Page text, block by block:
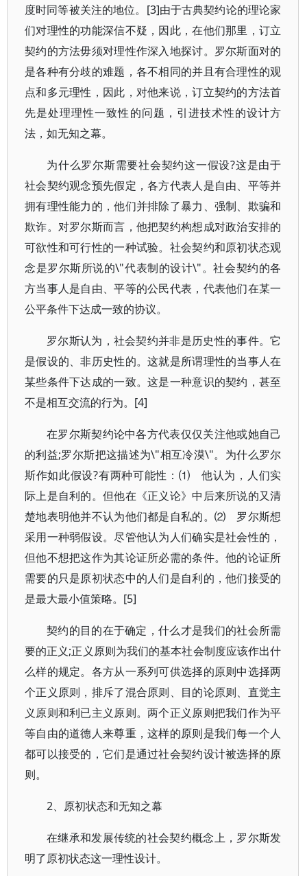
度时同等被关注的地位。[3]由于古典契约论的理论家
们对理性的功能深信不疑，因此，在他们那里，订立
契约的方法毋须对理性作深入地探讨。罗尔斯面对的
是各种有分歧的难题，各不相同的并且有合理性的观
点和多元理性，因此，对他来说，订立契约的方法首
先是处理理性一致性的问题，引进技术性的设计方
法，如无知之幕。
为什么罗尔斯需要社会契约这一假设?这是由于
社会契约观念预先假定，各方代表人是自由、平等并
拥有理性能力的，他们并排除了暴力、强制、欺骗和
欺诈。对罗尔斯而言，他把契约构想成对政治安排的
可欲性和可行性的一种试验。社会契约和原初状态观
念是罗尔斯所说的\"代表制的设计\"。社会契约的各
方当事人是自由、平等的公民代表，代表他们在某一
公平条件下达成一致的协议。
罗尔斯认为，社会契约并非是历史性的事件。它
是假设的、非历史性的。这就是所谓理性的当事人在
某些条件下达成的一致。这是一种意识的契约，甚至
不是相互交流的行为。[4]
在罗尔斯契约论中各方代表仅仅关注他或她自己
的利益;罗尔斯把这描述为\"相互冷漠\"。为什么罗尔
斯作如此假设?有两种可能性：⑴ 他认为，人们实
际上是自利的。但他在《正义论》中后来所说的又清
楚地表明他并不认为他们都是自私的。⑵ 罗尔斯想
采用一种弱假设。尽管他认为人们确实是社会性的，
但他不想把这作为其论证所必需的条件。他的论证所
需要的只是原初状态中的人们是自利的，他们接受的
是最大最小值策略。[5]
契约的目的在于确定，什么才是我们的社会所需
要的正义;正义原则为我们的基本社会制度应该作出什
么样的规定。各方从一系列可供选择的原则中选择两
个正义原则，排斥了混合原则、目的论原则、直觉主
义原则和利已主义原则。两个正义原则把我们作为平
等自由的道德人来尊重，这样的原则是我们每一个人
都可以接受的，它们是通过社会契约设计被选择的原
则。
2、原初状态和无知之幕
在继承和发展传统的社会契约概念上，罗尔斯发
明了原初状态这一理性设计。